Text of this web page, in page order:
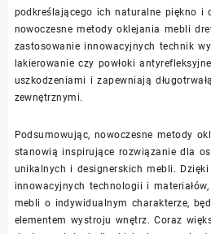
podkreślającego ich naturalne piękno i
nowoczesne metody oklejania mebli
zastosowanie innowacyjnych technik
lakierowanie czy powłoki
uszkodzeniami i zapewniają
zewnętrznymi.
Podsumowując, nowoczesne metody
stanowią inspirujące rozwiązanie dla
unikalnych i designerskich mebli.
innowacyjnych technologii i
mebli o indywidualnym charakterze,
elementem wystroju wnętrz. Coraz